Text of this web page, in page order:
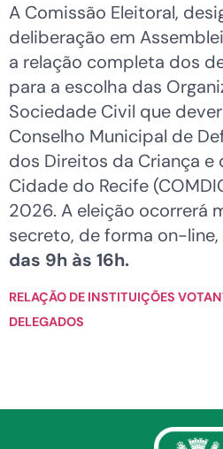
A Comissão Eleitoral,
deliberação em
a relação completa dos
para a escolha das
Sociedade Civil que
Conselho Municipal de
dos Direitos da Criança e
Cidade do Recife
2026. A eleição ocorrerá
secreto, de forma on-line,
das 9h às 16h.
RELAÇÃO DE INSTITUIÇÕES
DELEGADOS